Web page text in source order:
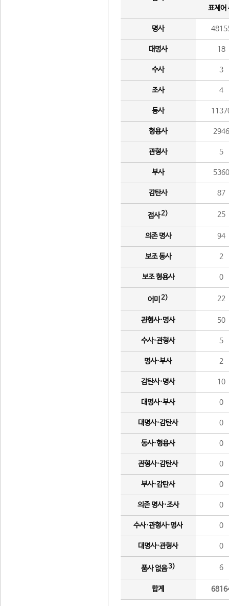
표제어
명사
대명사 18
수사 3
조사 4
동사
형용사 2946
관형사 5
부사 5360
감탄사 87
접사2) 25
의존 명사 94
보조 동사 2
보조 형용사 0
어미 2) 22
관형사·명사 50
수사·관형사 5
명사·부사 2
감탄사·명사 10
대명사·부사 0
대명사·감탄사 0
동사·형용사 0
관형사·감탄사 0
부사·감탄사 0
의존 명사·조사 0
수사·관형사·명사 0
대명사·관형사 0
품사 없음3) 6
합계